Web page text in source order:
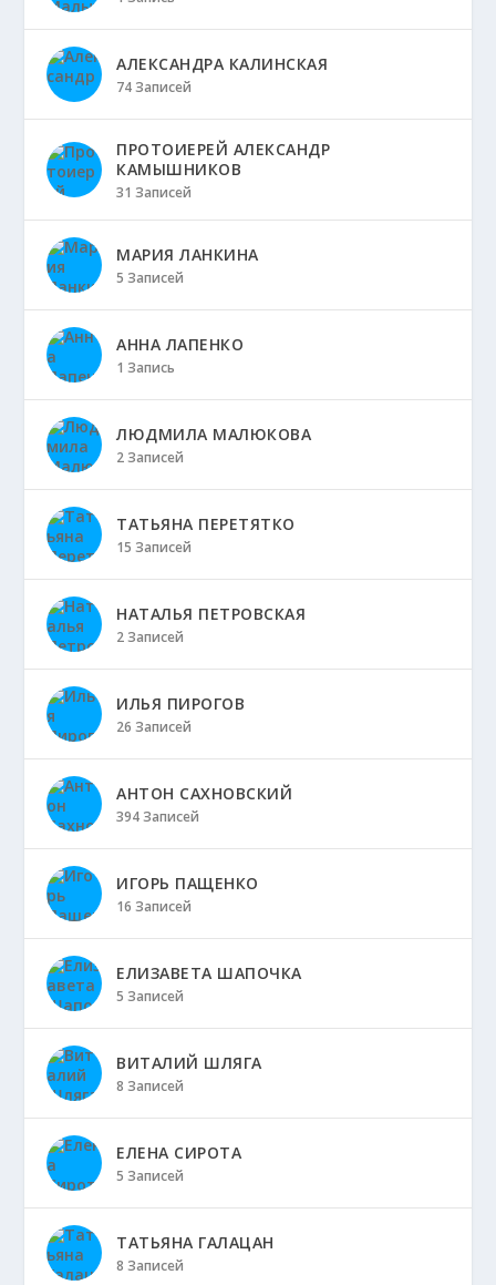
АЛЕКСАНДРА КАЛИНСКАЯ
74 Записей
ПРОТОИЕРЕЙ АЛЕКСАНДР
КАМЫШНИКОВ
31 Записей
МАРИЯ ЛАНКИНА
5 Записей
АННА ЛАПЕНКО
1 Запись
ЛЮДМИЛА МАЛЮКОВА
2 Записей
ТАТЬЯНА ПЕРЕТЯТКО
15 Записей
НАТАЛЬЯ ПЕТРОВСКАЯ
2 Записей
ИЛЬЯ ПИРОГОВ
26 Записей
АНТОН САХНОВСКИЙ
394 Записей
ИГОРЬ ПАЩЕНКО
16 Записей
ЕЛИЗАВЕТА ШАПОЧКА
5 Записей
ВИТАЛИЙ ШЛЯГА
8 Записей
ЕЛЕНА СИРОТА
5 Записей
ТАТЬЯНА ГАЛАЦАН
8 Записей